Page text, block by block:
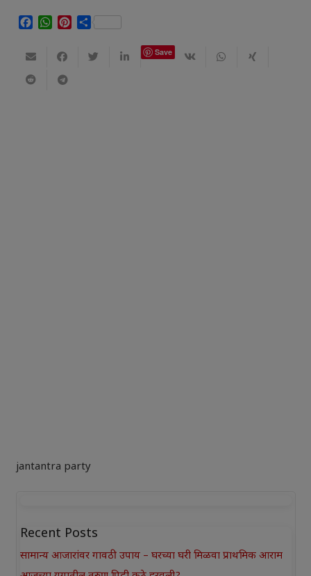
Facebook
WhatsApp
Pinterest
Share
Save
jantantra party
Recent Posts
सामान्य आजारांवर गावठी उपाय – घरच्या घरी मिळवा प्राथमिक आराम